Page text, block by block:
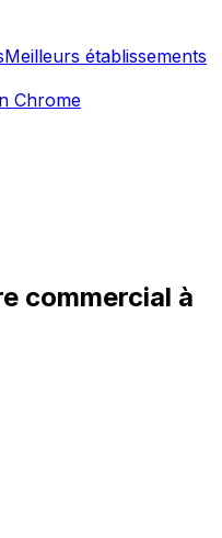
Meilleurs établissements
Chrome
commercial à